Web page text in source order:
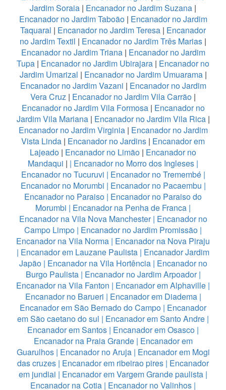
Jardim Soraia | Encanador no Jardim Suzana |
Encanador no Jardim Taboão| Encanador no Jardim
Taquaral | Encanador no Jardim Teresa | Encanador
no Jardim Textil | Encanador no Jardim Três Marias |
Encanador no Jardim Triana| Encanador no Jardim
Tupa | Encanador no Jardim Ubirajara | Encanador no
Jardim Umarizal | Encanador no Jardim Umuarama|
Encanador no Jardim Vazani | Encanador no Jardim
Vera Cruz | Encanador no Jardim Vila Carrão |
Encanador no Jardim Vila Formosa| Encanador no
Jardim Vila Mariana| Encanador no Jardim Vila Rica|
Encanador no Jardim Virginia| Encanador no Jardim
Vista Linda | Encanador no Jardins | Encanador em
Lajeado | Encanador no Limão | Encanador no
Mandaqui | | Encanador no Morro dos Ingleses |
Encanador no Tucuruvi | Encanador no Tremembé|
Encanador no Morumbi | Encanador no Pacaembu |
Encanador no Paraiso | Encanador no Paraiso do
Morumbi | Encanador na Penha de Franca |
Encanador na Vila Nova Manchester| Encanador no
Campo Limpo | Encanador no Jardim Promissão |
Encanador na Vila Norma | Encanador na Nova Piraju
| Encanador em Lauzane Paulista | Encanador Jardim
Japão| Encanador na Vila Hortência| Encanador no
Burgo Paulista| Encanador no Jardim Arpoador|
Encanador na Vila Fanton | Encanador em Alphaville |
Encanador no Barueri | Encanador em Diadema|
Encanador em São Bernado do Campo | Encanador
em São caetano do sul | Encanador em Santo Andre |
Encanador em Santos | Encanador em Osasco |
Encanador na Praia Grande| Encanador em
Guarulhos| Encanador no Aruja| Encanador em Mogi
das cruzes | Encanador em ribeirao pires | Encanador
em jundiai | Encanador em Vargem Grande paulista |
Encanador na Cotia | Encanador no Valinhos |